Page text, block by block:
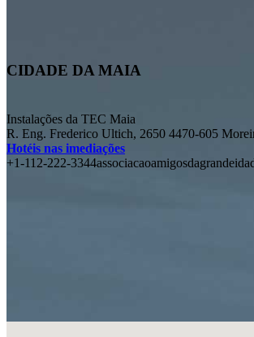
CIDADE DA MAIA
Instalações da TEC Maia
R. Eng. Frederico Ultich, 2650 4470-605
Hotéis nas imediações
+1-112-222-3344